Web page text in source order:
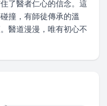
了醫者仁心的信念。這
撞，有師徒傳承的溫
醫道漫漫，唯有初心不